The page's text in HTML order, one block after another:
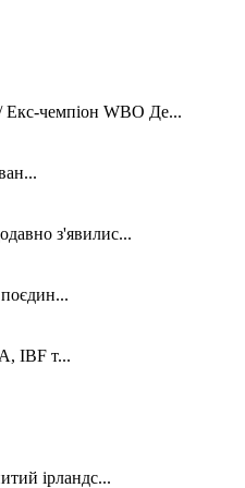
Екс-чемпіон WBO Де...
з'явилис...
IBF т...
ірландс...